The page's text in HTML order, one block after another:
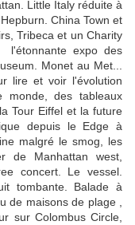
Little Italy réduite à
China Town et
Tribeca et un Charity
l'étonnante expo des
Monet au Met...
lire et voir l'évolution
des tableaux
Tour Eiffel et la future
depuis le Edge à
malgré le smog, les
de Manhattan west,
concert. Le vessel.
tombante. Balade à
de maisons de plage ,
sur Colombus Circle,